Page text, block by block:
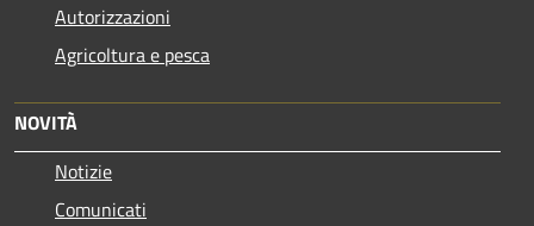
Autorizzazioni
Agricoltura e pesca
NOVITÀ
Notizie
Comunicati